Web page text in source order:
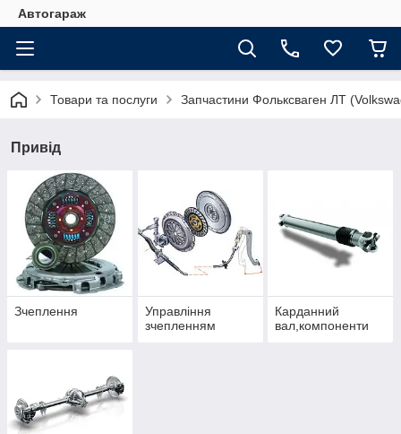
Автогараж
Товари та послуги Запчастини Фольксваген ЛТ
Привід
Зчеплення
Управління
зчепленням
Карданний
вал,компоненти